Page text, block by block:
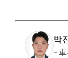
박
車